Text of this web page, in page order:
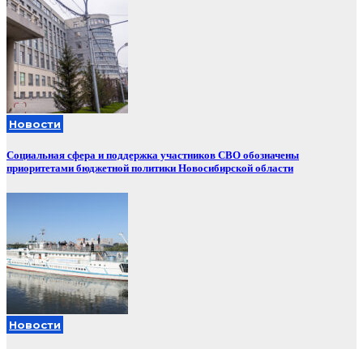
Новости
Социальная сфера и поддержка участников СВО обозначены
приоритетами бюджетной политики Новосибирской области
Новости